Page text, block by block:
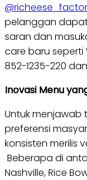
pelanggan
saran dan
care baru seperti
852-1235-220
Inovasi Menu
Untuk menjawab
preferensi
konsisten merilis
Beberapa di
Nashville, Rice